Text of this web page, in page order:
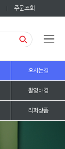
| 주문조회
오시는길
촬영배경
리퍼상품